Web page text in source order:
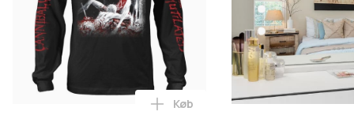
Læg Cannibal Corpse Unisex
Køb